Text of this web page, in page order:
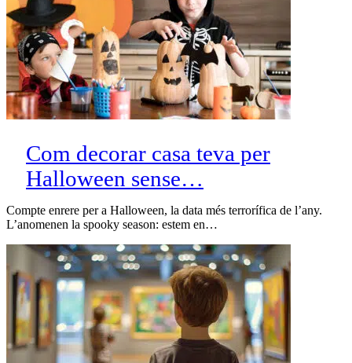
Com decorar casa teva per
Halloween sense…
Compte enrere per a Halloween, la data més terrorífica de l’any.
L’anomenen la spooky season: estem en…